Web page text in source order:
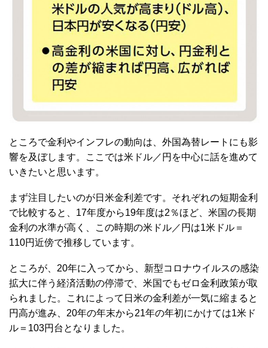
ところで金利やインフレの動向は、外国為替レートにも影
響を及ぼします。ここでは米ドル／円を中心に話を進めて
いきたいと思います。
まず注目したいのが日米金利差です。それぞれの短期金利
で比較すると、17年度から19年度は2％ほど、米国の長期
金利の水準が高く、この時期の米ドル／円は1米ドル＝
110円近傍で推移しています。
ところが、20年に入ってから、新型コロナウイルスの感染
拡大に伴う経済活動の停滞で、米国でもゼロ金利政策が取
られました。これによって日米の金利差が一気に縮まると
円高が進み、20年の年末から21年の年初にかけては1米ド
ル＝103円台となりました。